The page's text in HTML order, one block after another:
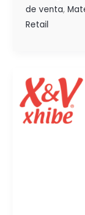
de venta,
Retail
BENEFICIOS
Y
CUALIDADES
DE